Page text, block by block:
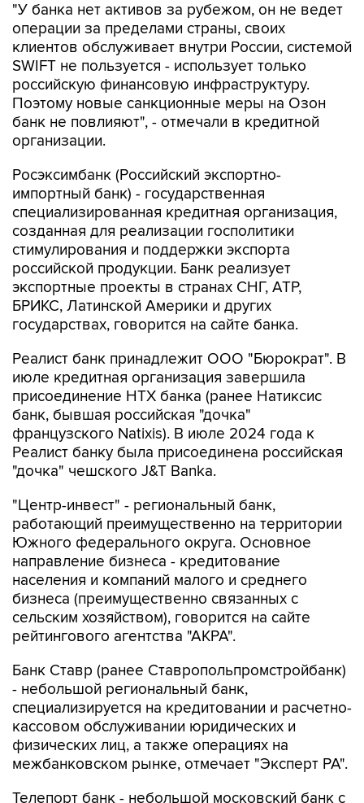
"У банка нет активов за рубежом, он не ведет
операции за пределами страны, своих
клиентов обслуживает внутри России, системой
SWIFT не пользуется - использует только
российскую финансовую инфраструктуру.
Поэтому новые санкционные меры на Озон
банк не повлияют", - отмечали в кредитной
организации.
Росэксимбанк (Российский экспортно-
импортный банк) - государственная
специализированная кредитная организация,
созданная для реализации госполитики
стимулирования и поддержки экспорта
российской продукции. Банк реализует
экспортные проекты в странах СНГ, АТР,
БРИКС, Латинской Америки и других
государствах, говорится на сайте банка.
Реалист банк принадлежит ООО "Бюрократ". В
июле кредитная организация завершила
присоединение НТХ банка (ранее Натиксис
банк, бывшая российская "дочка"
французского Natixis). В июле 2024 года к
Реалист банку была присоединена российская
"дочка" чешского J&T Banka.
"Центр-инвест" - региональный банк,
работающий преимущественно на территории
Южного федерального округа. Основное
направление бизнеса - кредитование
населения и компаний малого и среднего
бизнеса (преимущественно связанных с
сельским хозяйством), говорится на сайте
рейтингового агентства "АКРА".
Банк Ставр (ранее Ставропольпромстройбанк)
- небольшой региональный банк,
специализируется на кредитовании и расчетно-
кассовом обслуживании юридических и
физических лиц, а также операциях на
межбанковском рынке, отмечает "Эксперт РА".
Телепорт банк - небольшой московский банк с